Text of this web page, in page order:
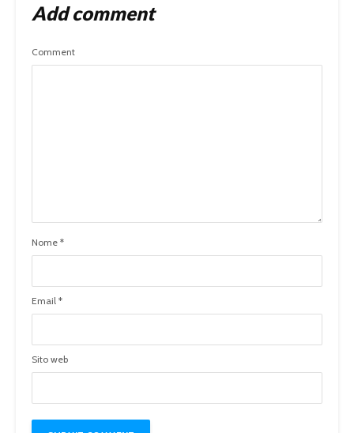
Add comment
Comment
Nome *
Email *
Sito web